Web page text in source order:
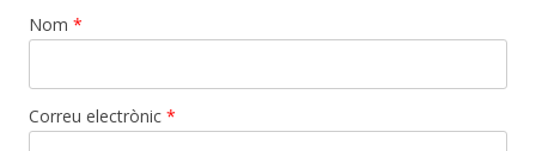
Nom *
Correu electrònic *